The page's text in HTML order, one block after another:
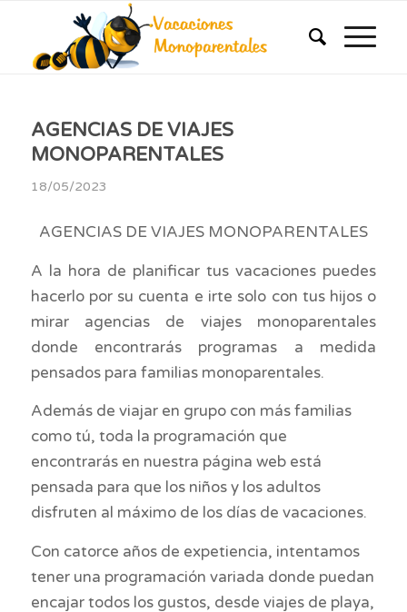
AGENCIAS DE VIAJES
MONOPARENTALES
18/05/2023
AGENCIAS DE VIAJES MONOPARENTALES
A la hora de planificar tus vacaciones puedes
hacerlo por su cuenta e irte solo con tus hijos o
mirar agencias de viajes monoparentales
donde encontrarás programas a medida
pensados para familias monoparentales.
Además de viajar en grupo con más familias
como tú, toda la programación que
encontrarás en nuestra página web está
pensada para que los niños y los adultos
disfruten al máximo de los días de vacaciones.
Con catorce años de expetiencia, intentamos
tener una programación variada donde puedan
encajar todos los gustos, desde viajes de playa,